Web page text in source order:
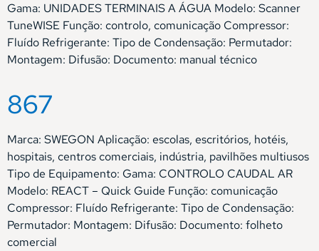
Gama: UNIDADES TERMINAIS A ÁGUA Modelo: Scanner
TuneWISE Função: controlo, comunicação Compressor:
Fluído Refrigerante: Tipo de Condensação: Permutador:
Montagem: Difusão: Documento: manual técnico
867
Marca: SWEGON Aplicação: escolas, escritórios, hotéis,
hospitais, centros comerciais, indústria, pavilhões multiusos
Tipo de Equipamento: Gama: CONTROLO CAUDAL AR
Modelo: REACT – Quick Guide Função: comunicação
Compressor: Fluído Refrigerante: Tipo de Condensação:
Permutador: Montagem: Difusão: Documento: folheto
comercial